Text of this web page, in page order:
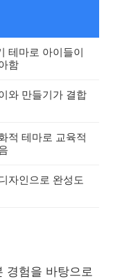
테마로 아이들이
함
와 만들기가 결합
적 테마로 교육적
자인으로 완성도
경험을 바탕으로